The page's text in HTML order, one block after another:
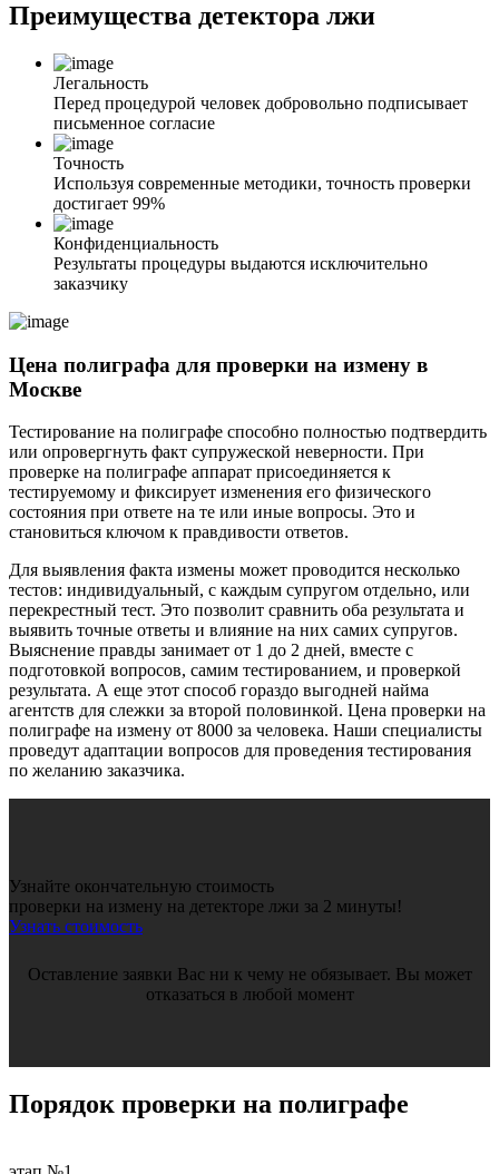
Преимущества детектора лжи
Легальность
Перед процедурой человек добровольно подписывает
письменное согласие
Точность
Используя современные методики, точность проверки
достигает 99%
Конфиденциальность
Результаты процедуры выдаются исключительно
заказчику
Цена полиграфа для проверки на измену в
Москве
Тестирование на полиграфе способно полностью подтвердить
или опровергнуть факт супружеской неверности. При
проверке на полиграфе аппарат присоединяется к
тестируемому и фиксирует изменения его физического
состояния при ответе на те или иные вопросы. Это и
становиться ключом к правдивости ответов.
Для выявления факта измены может проводится несколько
тестов: индивидуальный, с каждым супругом отдельно, или
перекрестный тест. Это позволит сравнить оба результата и
выявить точные ответы и влияние на них самих супругов.
Выяснение правды занимает от 1 до 2 дней, вместе с
подготовкой вопросов, самим тестированием, и проверкой
результата. А еще этот способ гораздо выгодней найма
агентств для слежки за второй половинкой. Цена проверки на
полиграфе на измену от 8000 за человека. Наши специалисты
проведут адаптации вопросов для проведения тестирования
по желанию заказчика.
Узнайте окончательную стоимость
проверки на измену на детекторе лжи за 2 минуты!
Узнать стоимость
Оставление заявки Вас ни к чему не обязывает. Вы может
отказаться в любой момент
Порядок проверки на полиграфе